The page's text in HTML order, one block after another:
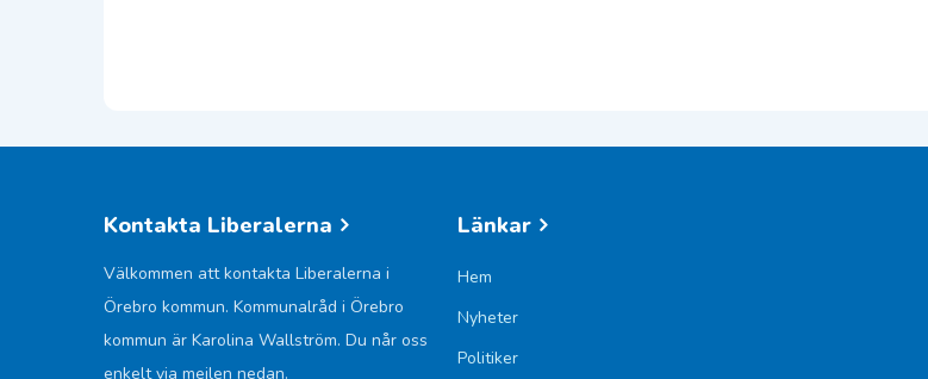
Kontakta Liberalerna
Välkommen att kontakta Liberalerna i
Örebro kommun. Kommunalråd i Örebro
kommun är Karolina Wallström. Du når oss
enkelt via mejlen nedan.
Länkar
Hem
Nyheter
Politiker